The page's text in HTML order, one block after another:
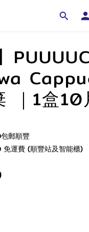
｜1盒10
郵順豐
運費 (順豐站及智能櫃)